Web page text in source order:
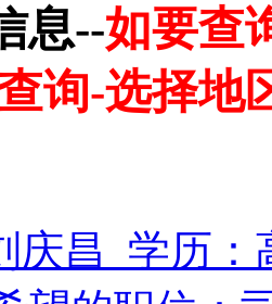
息--如要查
询-选择地
庆昌 学历：